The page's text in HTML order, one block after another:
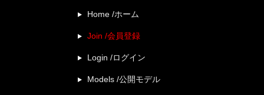
Home /ホーム
Join /会員登録
Login /ログイン
Models /公開モデル